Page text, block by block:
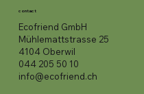
contact
Ecofriend GmbH
Mühlemattstrasse 25
4104 Oberwil
044 205 50 10
info@ecofriend.ch